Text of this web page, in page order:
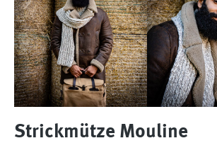
Strickmütze Mouline